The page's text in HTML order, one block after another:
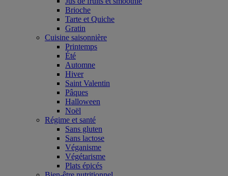
Brioche
Tarte et Quiche
Gratin
Cuisine saisonnière
Printemps
Été
Automne
Hiver
Saint Valentin
Pâques
Halloween
Noël
Régime et santé
Sans gluten
Sans lactose
Véganisme
Végétarisme
Plats épicés